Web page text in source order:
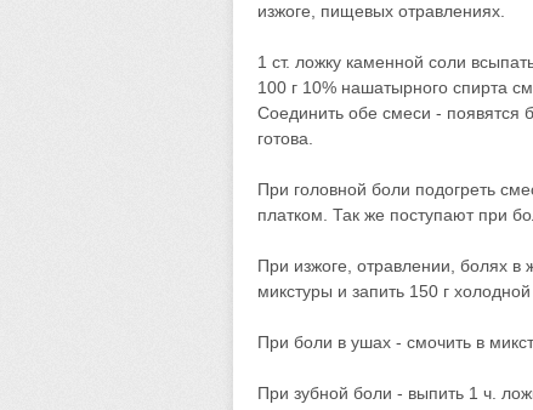
изжоге, пищевых отравлениях.
1 ст. ложку каменной соли
100 г 10% нашатырного спирта
Соединить обе смеси - появятся
готова.
При головной боли подогреть
платком. Так же поступают при
При изжоге, отравлении, болях в
микстуры и запить 150 г
При боли в ушах - смочить в
При зубной боли - выпить 1 ч.